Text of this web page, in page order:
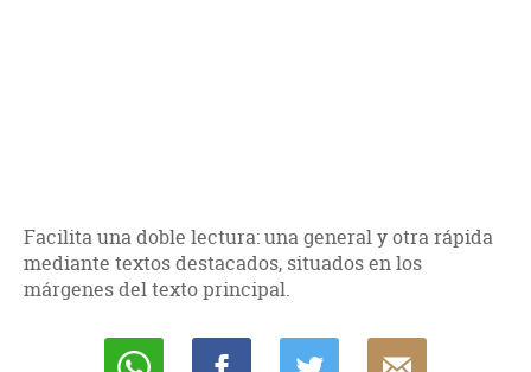
Facilita una doble lectura: una general y otra rápida
mediante textos destacados, situados en los
márgenes del texto principal.